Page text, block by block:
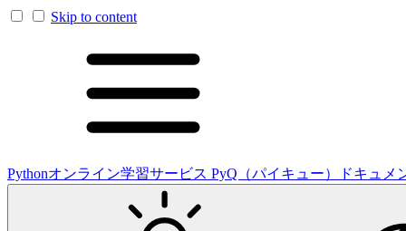
Skip to content
Pythonオンライン学習サービス PyQ（パイキュー）ドキュメ